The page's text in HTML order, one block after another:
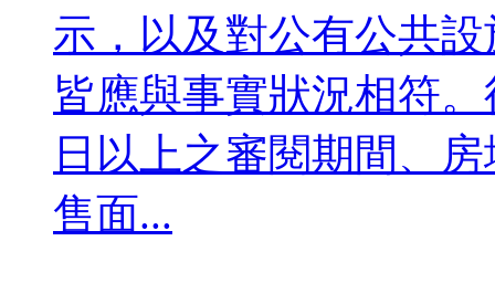
示，以及對公有公共
皆應與事實狀況相符
日以上之審閱期間、
售面...